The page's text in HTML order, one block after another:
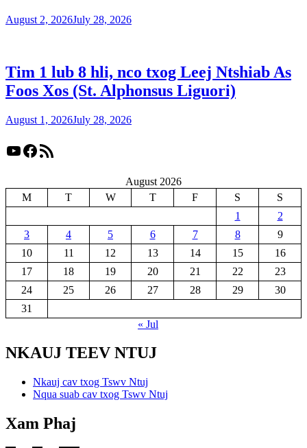
August 2, 2026July 28, 2026
Tim 1 lub 8 hli, nco txog Leej Ntshiab As
Foos Xos (St. Alphonsus Liguori)
August 1, 2026July 28, 2026
YouTube
Facebook
RSS Feed
August 2026
M
T W T F S
S
1
2
3
4 5 6 7 8
9
10
11 12 13 14 15
16
17
18 19 20 21 22
23
24
25 26 27 28 29
30
31
« Jul
NKAUJ TEEV NTUJ
Nkauj cav txog Tswv Ntuj
Nqua suab cav txog Tswv Ntuj
Xam Phaj